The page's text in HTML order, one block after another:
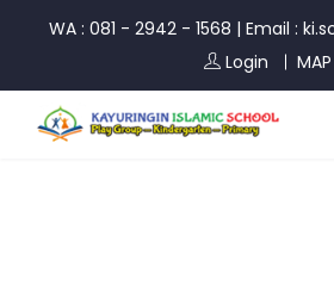
WA : 081 - 2942 - 1568 | Email :
Login
MAP